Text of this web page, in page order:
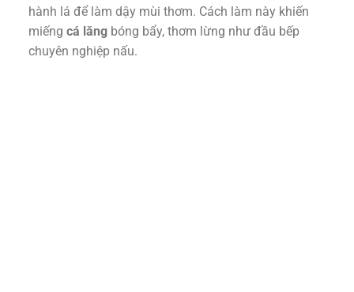
hành lá để làm dậy mùi thơm. Cách làm này khiến
miếng cá lăngbóng bẩy, thơm lừng như đầu bếp
chuyên nghiệp nấu.